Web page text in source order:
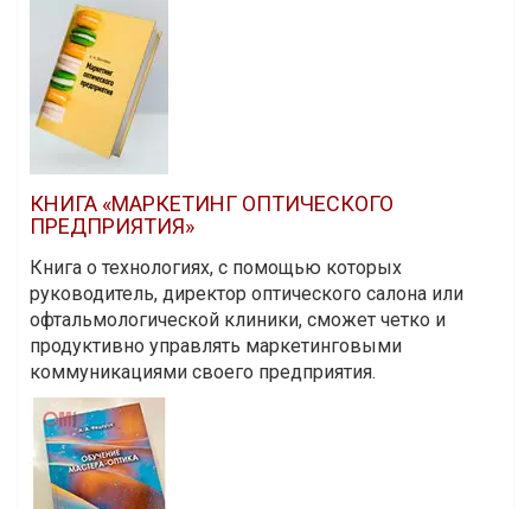
КНИГА «МАРКЕТИНГ ОПТИЧЕСКОГО
ПРЕДПРИЯТИЯ»
Книга о технологиях, с помощью которых
руководитель, директор оптического салона или
офтальмологической клиники, сможет четко и
продуктивно управлять маркетинговыми
коммуникациями своего предприятия.